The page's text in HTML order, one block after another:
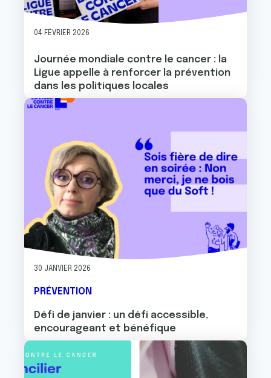
04 FÉVRIER 2026
Journée mondiale contre le cancer : la
Ligue appelle à renforcer la prévention
dans les politiques locales
Image
30 JANVIER 2026
PRÉVENTION
Défi de janvier : un défi accessible,
encourageant et bénéfique
Image